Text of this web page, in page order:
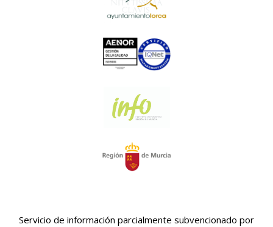
Servicio de información parcialmente subvencionado por